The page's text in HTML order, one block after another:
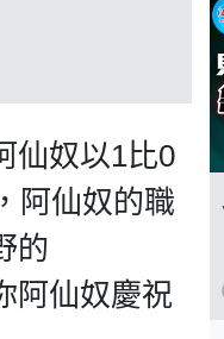
仙奴以1比0
阿仙奴的職
的
阿仙奴慶祝